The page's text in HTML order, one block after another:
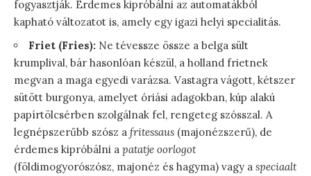
fogyasztják. Érdemes kipróbálni az automatákból
kapható változatot is, amely egy igazi helyi specialitás.
Friet (Fries): Ne tévessze össze a belga sült
krumplival, bár hasonlóan készül, a holland frietnek
megvan a maga egyedi varázsa. Vastagra vágott, kétszer
sütött burgonya, amelyet óriási adagokban, kúp alakú
papírtölcsérben szolgálnak fel, rengeteg szósszal. A
legnépszerűbb szósz a fritessaus (majonézszerű), de
érdemes kipróbálni a patatje oorlogot
(földimogyorószósz, majonéz és hagyma) vagy a speciaalt